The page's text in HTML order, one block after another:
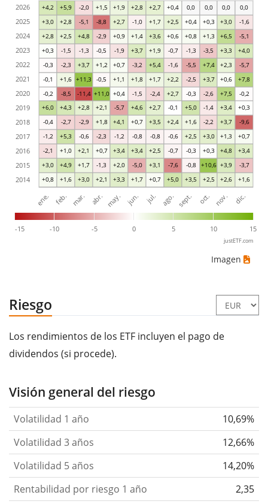
+0,8 +1,6 +3,0 +2,1 +3,3 +1,7 +0,7 +5,0 +3,5 +2,5 +2,6 +1,6
+3,0 +4,9 +1,7 -1,3 +2,0 -5,0 +3,1 -7,6 -0,8 +10,6 +3,9 -3,7
-2,1 +1,0 +2,1 +0,7 +3,4 +3,4 +2,5 -0,7 -0,3 +0,3 +4,8 +3,4
-1,2 +5,3 -0,6 -2,3 -1,2 -0,8 -0,8 -0,6 +2,5 +3,0 +1,3 +0,7
-0,4 -2,7 -2,9 +1,8 +4,1 +0,7 +3,5 +2,4 +1,6 -2,2 +3,7 -9,6
+6,0 +4,3 +2,8 +2,1 -5,7 +4,6 +2,7 -0,1 +5,0 -1,4 +3,4 +0,3
-0,2 -8,5 -11,4 +11,0 +0,4 -1,5 -2,4 +2,7 -0,3 -2,6 +7,5 -0,2
-0,1 +1,6 +11,3 -0,5 +1,1 +1,8 +1,7 +2,2 -2,5 +3,7 +0,6 +7,8
-0,3 -2,3 +3,7 +1,2 +0,7 -3,2 +5,4 -1,6 -5,5 +7,4 +2,3 -5,7
+0,3 -1,5 -1,3 -0,5 -1,9 +3,7 +1,9 -0,7 -1,3 -3,5 +3,3 +4,0
+2,8 +2,5 +4,8 -2,9 +0,9 +1,4 +3,6 +0,6 +0,8 +1,3 +6,5 -5,1
+3,0 +2,8 -5,1 -8,8 +2,7 -1,0 +1,7 +2,5 +0,4 +0,3 +3,0 -1,6
+4,2 +5,9 -2,0 +1,5 +1,9 +2,8 +2,7 +0,4 0,0 0,0 0,0 0,0
-15 -10 -5 0 5 10 15
ene. feb. mar. abr. may. jun. jul. ago. sept. oct. nov. dic.
2014
2015
2016
2017
2018
2019
2020
2021
2022
2023
2024
2025
2026
justETF.com
Imagen
Riesgo
Los rendimientos de los ETF incluyen el pago de
dividendos (si procede).
Visión general del riesgo
Volatilidad 1 año
10,69%
Volatilidad 3 años
12,66%
Volatilidad 5 años
14,20%
Rentabilidad por riesgo 1 año
2,35